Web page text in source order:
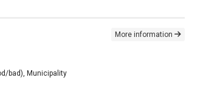
bad), Municipality
More information